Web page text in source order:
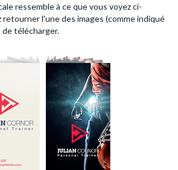
ressemble à ce que vous voyez ci-
retourner l'une des images (comme indiqué
de télécharger.